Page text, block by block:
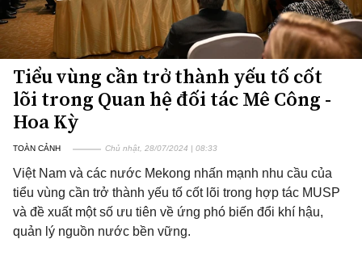
Tiểu vùng cần trở thành yếu tố cốt
lõi trong Quan hệ đối tác Mê Công -
Hoa Kỳ
TOÀN CẢNH Chủ nhật, 28/07/2024 | 08:33
Việt Nam và các nước Mekong nhấn mạnh nhu cầu của
tiểu vùng cần trở thành yếu tố cốt lõi trong hợp tác MUSP
và đề xuất một số ưu tiên về ứng phó biến đổi khí hậu,
quản lý nguồn nước bền vững.